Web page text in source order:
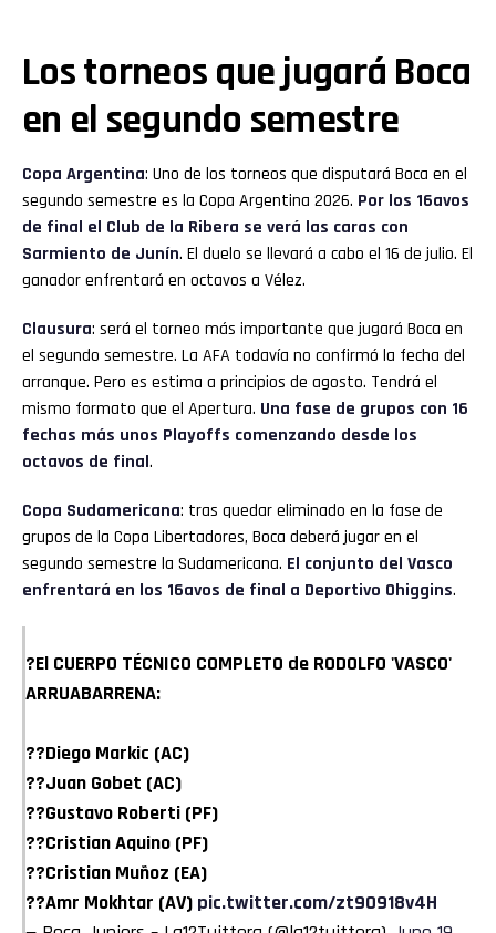
Los torneos que jugará Boca
en el segundo semestre
Copa Argentina: Uno de los torneos que disputará Boca en el
segundo semestre es la Copa Argentina 2026. Por los 16avos
de final el Club de la Ribera se verá las caras con
Sarmiento de Junín. El duelo se llevará a cabo el 16 de julio. El
ganador enfrentará en octavos a Vélez.
Clausura: será el torneo más importante que jugará Boca en
el segundo semestre. La AFA todavía no confirmó la fecha del
arranque. Pero es estima a principios de agosto. Tendrá el
mismo formato que el Apertura. Una fase de grupos con 16
fechas más unos Playoffs comenzando desde los
octavos de final.
Copa Sudamericana: tras quedar eliminado en la fase de
grupos de la Copa Libertadores, Boca deberá jugar en el
segundo semestre la Sudamericana. El conjunto del Vasco
enfrentará en los 16avos de final a Deportivo Ohiggins.
?El CUERPO TÉCNICO COMPLETO de RODOLFO 'VASCO'
ARRUABARRENA:
??Diego Markic (AC)
??Juan Gobet (AC)
??Gustavo Roberti (PF)
??Cristian Aquino (PF)
??Cristian Muñoz (EA)
??Amr Mokhtar (AV) pic.twitter.com/zt9O918v4H